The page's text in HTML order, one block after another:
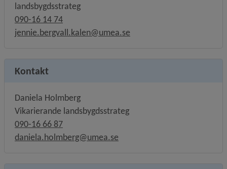
landsbygdsstrateg
090-16 14 74
jennie.bergvall.kalen@umea.se
Kontakt
Daniela Holmberg
Vikarierande landsbygdsstrateg
090-16 66 87
daniela.holmberg@umea.se